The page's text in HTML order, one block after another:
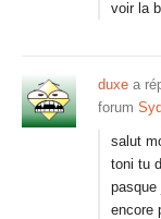
voir la
duxe a
forum
salut
toni tu
pasque
encore